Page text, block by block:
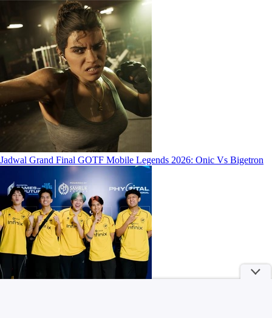
Jadwal Grand Final GOTF Mobile Legends 2026: Onic Vs Bigetron